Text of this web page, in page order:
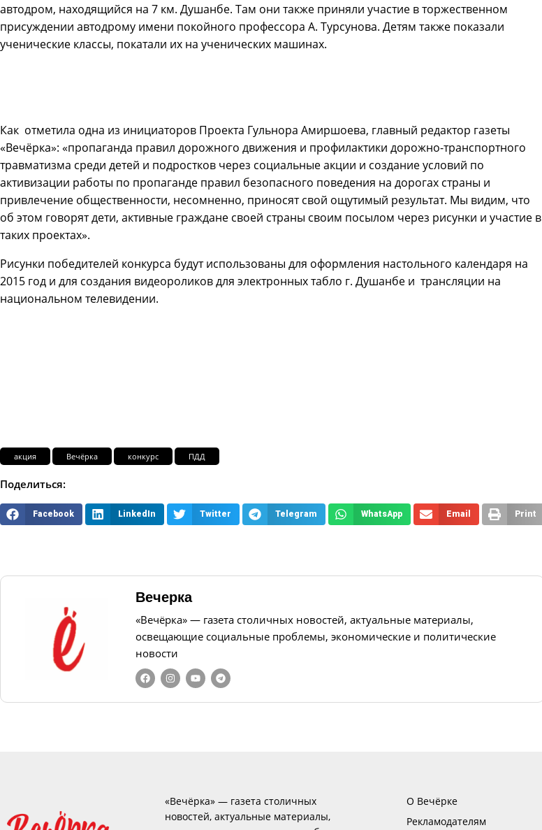
автодром, находящийся на 7 км. Душанбе. Там они также приняли участие в торжественном
присуждении автодрому имени покойного профессора А. Турсунова. Детям также показали
ученические классы, покатали их на ученических машинах.
Как отметила одна из инициаторов Проекта Гульнора Амиршоева, главный редактор газеты
«Вечёрка»: «пропаганда правил дорожного движения и профилактики дорожно-транспортного
травматизма среди детей и подростков через социальные акции и создание условий по
активизации работы по пропаганде правил безопасного поведения на дорогах страны и
привлечение общественности, несомненно, приносят свой ощутимый результат. Мы видим, что
об этом говорят дети, активные граждане своей страны своим посылом через рисунки и участие в
таких проектах».
Рисунки победителей конкурса будут использованы для оформления настольного календаря на
2015 год и для создания видеороликов для электронных табло г. Душанбе и трансляции на
национальном телевидении.
акция Вечёрка конкурс ПДД
Поделиться:
Facebook LinkedIn Twitter Telegram WhatsApp Email Print
Вечерка
«Вечёрка» — газета столичных новостей, актуальные материалы,
освещающие социальные проблемы, экономические и политические
новости
«Вечёрка» — газета столичных
новостей, актуальные материалы,
О Вечёрке
Рекламодателям